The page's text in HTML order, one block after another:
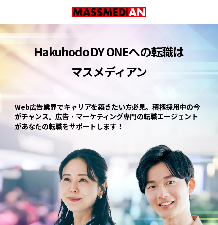
Hakuhodo DY ONEへの転職は
マスメディアン
Web広告業界でキャリアを築きたい方必見。積極採用中の今
がチャンス。 広告・マーケティング専門の転職エージェント
があなたの転職をサポートします！